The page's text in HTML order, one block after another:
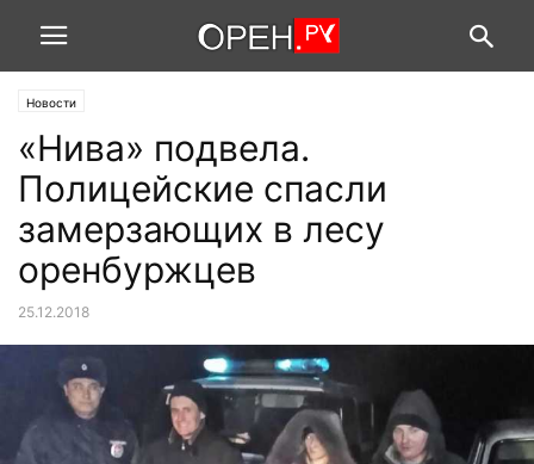
Новости
«Нива» подвела.
Полицейские спасли
замерзающих в лесу
оренбуржцев
25.12.2018